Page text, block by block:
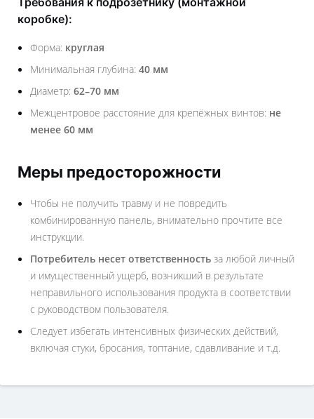
коробке):
Форма: круглая
Минимальная глубина: 40 мм
Диаметр: 62–70 мм
Межцентровое расстояние для крепёжных винтов: не
менее 60 мм
Меры предосторожности
Чтобы не получить травму и не повредить
комбинированную панель, внимательно прочтите все
инструкции.
Потребитель несет ответственность за любой личный
и имущественный ущерб, возникший в результате
неправильного использования продукта в соответствии
с руководством пользователя.
Следует избегать интенсивных физических действий,
включая стуки, бросания, топтание, сдавливание и т.д.